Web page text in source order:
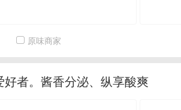
原味商家
好者。酱香分泌、纵享酸爽